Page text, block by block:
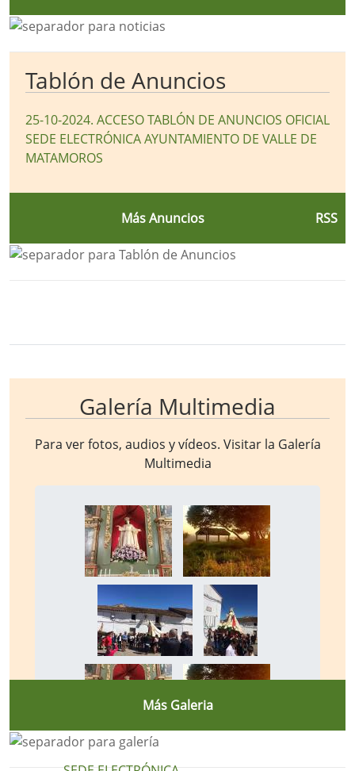
Tablón de Anuncios
25-10-2024. ACCESO TABLÓN DE ANUNCIOS OFICIAL
SEDE ELECTRÓNICA AYUNTAMIENTO DE VALLE DE
MATAMOROS
Más Anuncios RSS
Galería Multimedia
Para ver fotos, audios y vídeos. Visitar la Galería
Multimedia
Más Galeria